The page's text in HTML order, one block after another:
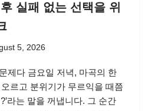
실패 없는 선택을 위
5, 2026
제다 금요일 저녁, 마곡의 한
르고 분위기가 무르익을 때쯤
라는 말을 꺼냅니다. 그 순간